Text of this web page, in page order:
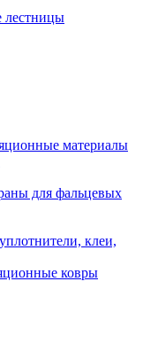
лестницы
материалы
для фальцевых
клеи,
ковры